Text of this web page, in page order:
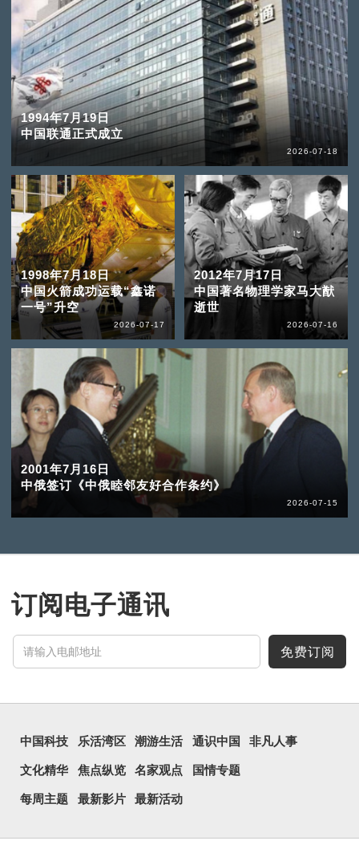
1994年7月19日
中国联通正式成立
2026-07-18
1998年7月18日
中国火箭成功运载“鑫诺
一号”升空
2026-07-17
2012年7月17日
中国著名物理学家马大猷
逝世
2026-07-16
2001年7月16日
中俄签订《中俄睦邻友好合作条约》
2026-07-15
订阅电子通讯
免费订阅
中国科技 乐活湾区 潮游生活 通识中国 非凡人事
文化精华 焦点纵览 名家观点 国情专题
每周主题 最新影片 最新活动